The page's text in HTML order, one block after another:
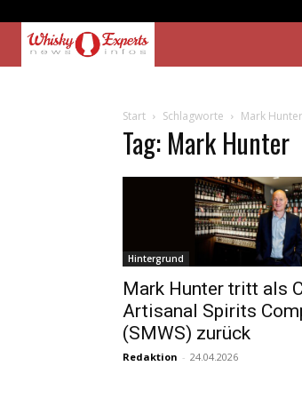
Start Schlagworte Mark Hunter
Tag: Mark Hunter
Hintergrund
Mark Hunter tritt als
Artisanal Spirits
(SMWS) zurück
Redaktion - 24.04.2026